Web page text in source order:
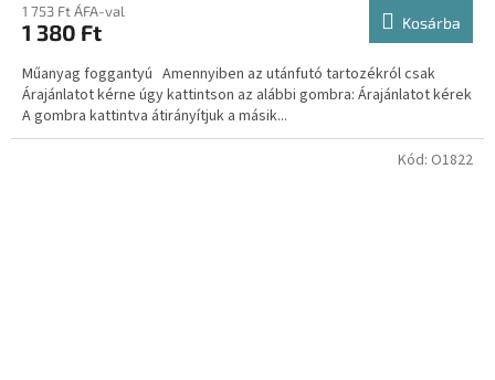
1 753 Ft ÁFA-val
1 380 Ft Kosárba
Műanyag foggantyú Amennyiben az utánfutó tartozékról csak
Árajánlatot kérne úgy kattintson az alábbi gombra: Árajánlatot kérek
A gombra kattintva átirányítjuk a másik...
Kód: O1822